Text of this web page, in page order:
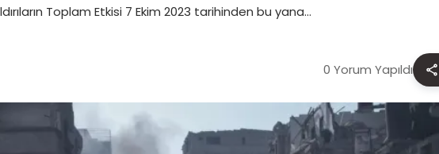
Toplam Etkisi 7 Ekim 2023 tarihinden bu yana…
0 Yorum Yapıldı